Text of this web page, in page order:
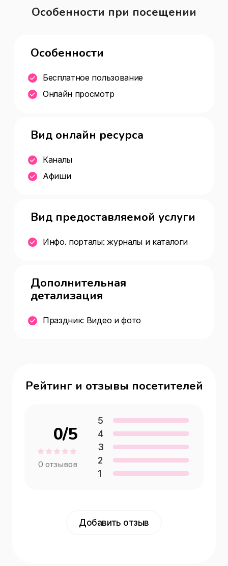
Особенности при посещении
Особенности
Бесплатное пользование
Онлайн просмотр
Вид онлайн ресурса
Каналы
Афиши
Вид предоставляемой услуги
Инфо. порталы: журналы и каталоги
Дополнительная
детализация
Праздник: Видео и фото
Рейтинг и отзывы посетителей
0/5
0 отзывов
5
4
3
2
1
Добавить отзыв